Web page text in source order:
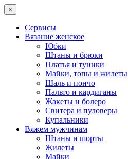
×
Сервисы
Вязание женское
Юбки
Штаны и брюки
Платья и туники
Майки, топы и жилеты
Шаль и пончо
Пальто и кардиганы
Жакеты и болеро
Свитера и пуловеры
Купальники
Вяжем мужчинам
Штаны и шорты
Жилеты
Майки